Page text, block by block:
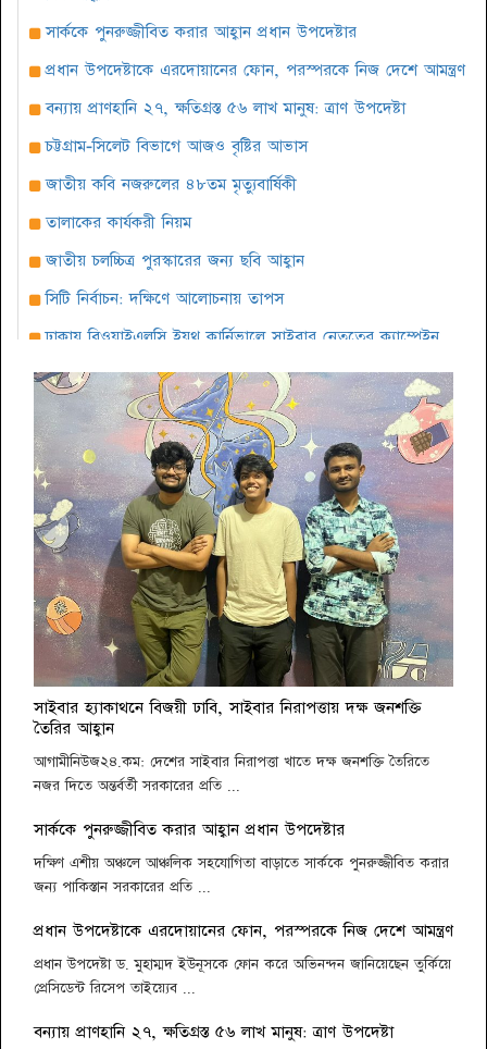
সার্ককে পুনরুজ্জীবিত করার আহ্বান প্রধান উপদেষ্টার
প্রধান উপদেষ্টাকে এরদোয়ানের ফোন, পরস্পরকে নিজ দেশে আমন্ত্রণ
বন্যায় প্রাণহানি ২৭, ক্ষতিগ্রস্ত ৫৬ লাখ মানুষ: ত্রাণ উপদেষ্টা
চট্টগ্রাম-সিলেট বিভাগে আজও বৃষ্টির আভাস
জাতীয় কবি নজরুলের ৪৮তম মৃত্যুবার্ষিকী
তালাকের কার্যকরী নিয়ম
জাতীয় চলচ্চিত্র পুরস্কারের জন্য ছবি আহ্বান
সিটি নির্বাচন: দক্ষিণে আলোচনায় তাপস
ঢাকায় বিওয়াইএলসি ইয়ুথ কার্নিভালে সাইবার নেতৃত্বের ক্যাম্পেইন
সারাবেলা সেরা লোকশিল্পী ১৪২৫ প্রতিযোগিতার দ্বিতীয় পর্ব অনুষ্ঠিত
বৈশাখ উপলক্ষে কবি শওকত সাদী’র আবৃত্তির অ্যালবাম ‘ঘুমের ঘুঙুর’
দক্ষিণবঙ্গ আয়কর আইনজীবী পরিষদের আলোচনা সভা অনুষ্ঠিত
আমেরিকার আলবেনীতে শুরু হচ্ছে বাঙালী উৎসব পৌষ পার্বন
কবিতা ও কথামালায় বিশ্ব কবিতা দিবস পালন
ইয়ুথ ক্লাব অব বাংলাদেশ এর উদ্যোগে ন্যাশনাল ইয়ুথ লিডারশীপ
সামিট ২০১৯ অনুষ্ঠিত
অল্পের জন্য প্রানে বেঁচে গেলো বাংলাদেশ ক্রিকেট দল
‘ঐতিহাসিক ১১ মার্চের ধর্মঘটই স্বাধীনতার ভিত গড়ে দিয়েছিলো’
আন্তর্জাতিক মাতৃভাষা দিবসে ইসলামী ব্যাংক ফাউন্ডেশনের নানা
আয়োজন
যতদূর গেলে স্বপ্ন পূরণ হতে পারে আমি সেই পর্যন্ত যেতে চাই
সাইবার হ্যাকাথনে বিজয়ী ঢাবি, সাইবার নিরাপত্তায় দক্ষ জনশক্তি
তৈরির আহ্বান
আগামীনিউজ২৪.কম: দেশের সাইবার নিরাপত্তা খাতে দক্ষ জনশক্তি তৈরিতে
নজর দিতে অন্তর্বর্তী সরকারের প্রতি ...
সার্ককে পুনরুজ্জীবিত করার আহ্বান প্রধান উপদেষ্টার
দক্ষিণ এশীয় অঞ্চলে আঞ্চলিক সহযোগিতা বাড়াতে সার্ককে পুনরুজ্জীবিত করার
জন্য পাকিস্তান সরকারের প্রতি ...
প্রধান উপদেষ্টাকে এরদোয়ানের ফোন, পরস্পরকে নিজ দেশে আমন্ত্রণ
প্রধান উপদেষ্টা ড. মুহাম্মদ ইউনূসকে ফোন করে অভিনন্দন জানিয়েছেন তুর্কিয়ে
প্রেসিডেন্ট রিসেপ তাইয়্যেব ...
বন্যায় প্রাণহানি ২৭, ক্ষতিগ্রস্ত ৫৬ লাখ মানুষ: ত্রাণ উপদেষ্টা